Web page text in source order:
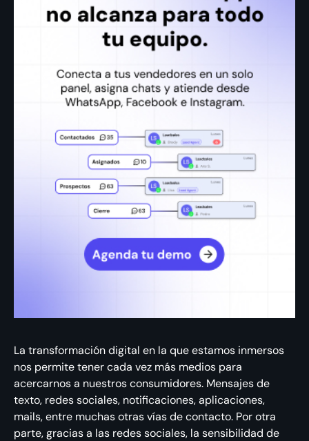
La transformación digital en la que estamos inmersos
nos permite tener cada vez más medios para
acercarnos a nuestros consumidores. Mensajes de
texto, redes sociales, notificaciones, aplicaciones,
mails, entre muchas otras vías de contacto. Por otra
parte, gracias a las redes sociales, la sensibilidad de